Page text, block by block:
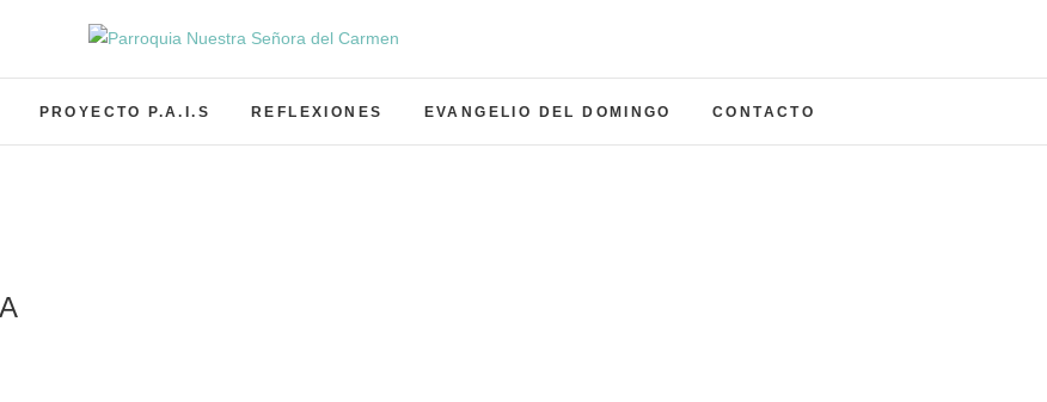
Nuestra Señora del Carmen
PROYECTO P.A.I.S REFLEXIONES EVANGELIO DEL DOMINGO CONTACTO